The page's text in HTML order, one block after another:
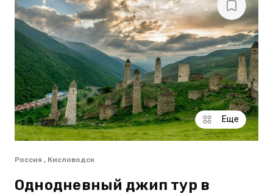
Еще
Россия , Кисловодск
Однодневный джип тур в